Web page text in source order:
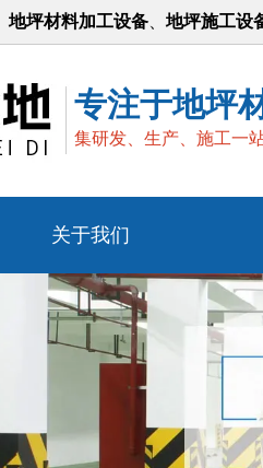
地坪材料加工设备 地坪施工设
专注于地坪
集研发、生产、施工一
关于我们